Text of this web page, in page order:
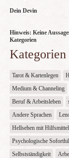
Dein Devin
Hinweis: Keine
Kategorien
Kategorien
Tarot & Kartenlegen
Medium & Channeling
Beruf & Arbeitsleben
Andere Sprachen
Hellsehen mit Hilfsmittel
Psychologische
Selbstständigkeit